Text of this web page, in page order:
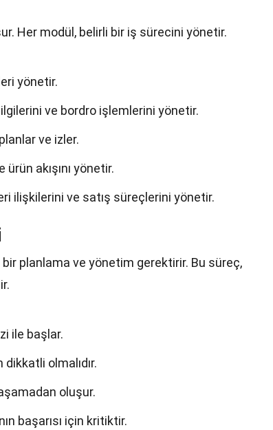
Her modül, belirli bir iş sürecini yönetir.
yönetir.
ve bordro işlemlerini yönetir.
ve izler.
akışını yönetir.
ilişkilerini ve satış süreçlerini yönetir.
planlama ve yönetim gerektirir. Bu süreç,
ile başlar.
dikkatli olmalıdır.
oluşur.
başarısı için kritiktir.